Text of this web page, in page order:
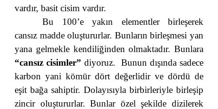
vardır, basit cisim vardır.
Bu 100’e yakın elementler birleşerek
cansız madde oluştururlar. Bunların birleşmesi yan
yana gelmekle kendiliğinden olmaktadır. Bunlara
“cansız cisimler” diyoruz. Bunun dışında sadece
karbon yani kömür dört değerlidir ve dördü de
eşit bağa sahiptir. Dolayısıyla birbirleriyle birleşip
zincir oluştururlar. Bunlar özel şekilde dizilerek